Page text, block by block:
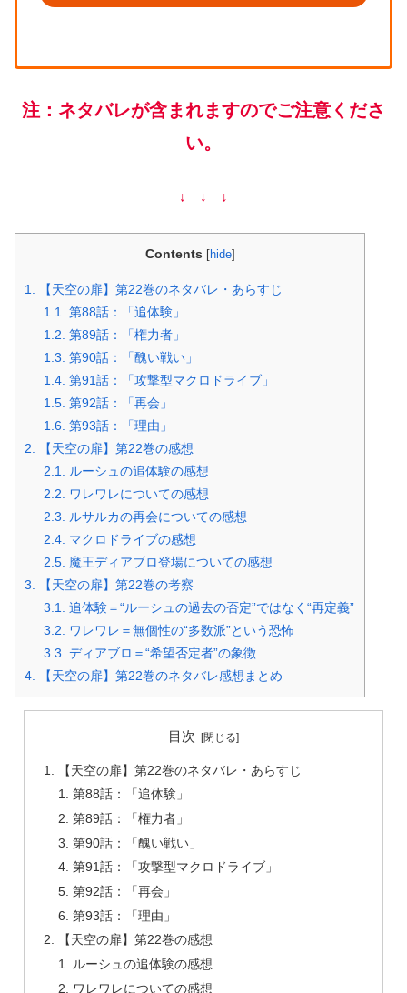
注：ネタバレが含まれますのでご注意くださ
い。
↓ ↓ ↓
Contents [hide]
1.
【天空の扉】第22巻のネタバレ・あらすじ
1.1.
第88話：「追体験」
1.2. 第89話：「権力者」
1.3. 第90話：「醜い戦い」
1.4. 第91話：「攻撃型マクロドライブ」
1.5. 第92話：「再会」
1.6. 第93話：「理由」
2.
【天空の扉】第22巻の感想
2.1.
ルーシュの追体験の感想
2.2.
ワレワレについての感想
2.3.
ルサルカの再会についての感想
2.4. マクロドライブの感想
2.5. 魔王ディアブロ登場についての感想
3.
【天空の扉】第22巻の考察
3.1.
追体験＝“ルーシュの過去の否定”ではなく“再定義”
3.2.
ワレワレ＝無個性の“多数派”という恐怖
3.3. ディアブロ＝“希望否定者”の象徴
4.
【天空の扉】第22巻のネタバレ感想まとめ
目次
【天空の扉】第22巻のネタバレ・あらすじ
第88話：「追体験」
第89話：「権力者」
第90話：「醜い戦い」
第91話：「攻撃型マクロドライブ」
第92話：「再会」
第93話：「理由」
【天空の扉】第22巻の感想
ルーシュの追体験の感想
ワレワレについての感想